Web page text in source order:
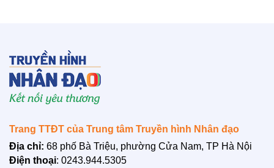
Trang TTĐT của Trung tâm Truyền hình Nhân đạo
Địa chỉ: 68 phố Bà Triệu, phường Cửa Nam, TP Hà Nội
Điện thoại: 0243.944.5305